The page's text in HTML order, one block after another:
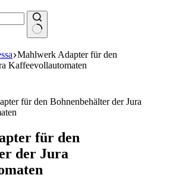
Mahlwerk Adapter für den
Kaffeevollautomaten
für den
der Jura